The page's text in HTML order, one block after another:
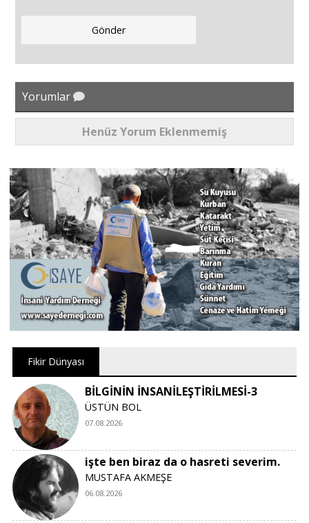
Yorumlar
Henüz Yorum Eklenmemiş
Fikir Dünyası
BİLGİNİN İNSANİLEŞTİRİLMESİ-3
ÜSTÜN BOL
07.08.2026
işte ben biraz da o hasreti severim.
MUSTAFA AKMEŞE
06.08.2026